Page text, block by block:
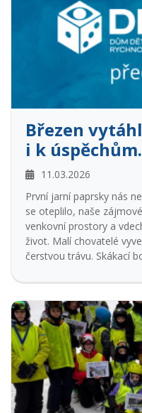
Březen
i k úspěchům.
11.03.2026
První jarní paprsky nás
se oteplilo, naše
venkovní prostory a
život. Malí chovatelé
čerstvou trávu. Skákací
Airsoftová parta
akční venkovní arénu.
nenechaly nic náhodě.
Déčku ladily a dopilovaly
choreografií. Soutěžní
připraven, není
Magickou velikonoční
tvoření dekorací, ale i o
zážitcích, které k těmto